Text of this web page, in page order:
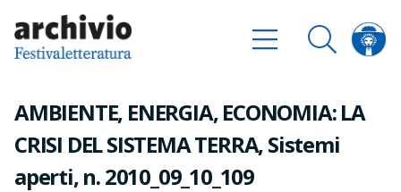
AMBIENTE, ENERGIA, ECONOMIA: LA
CRISI DEL SISTEMA TERRA, Sistemi
aperti, n. 2010_09_10_109